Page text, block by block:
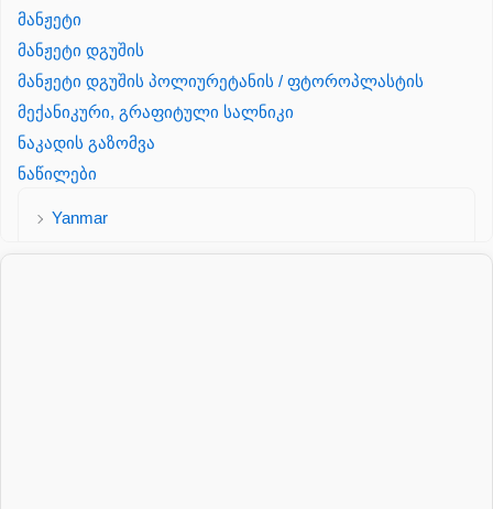
მანჟეტი
მანჟეტი დგუშის
მანჟეტი დგუშის პოლიურეტანის / ფტოროპლასტის
მექანიკური, გრაფიტული სალნიკი
ნაკადის გაზომვა
ნაწილები
Yanmar